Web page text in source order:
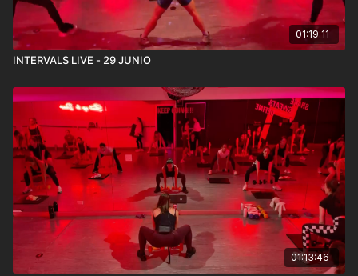
01:19:11
INTERVALS LIVE - 29 JUNIO
01:13:46